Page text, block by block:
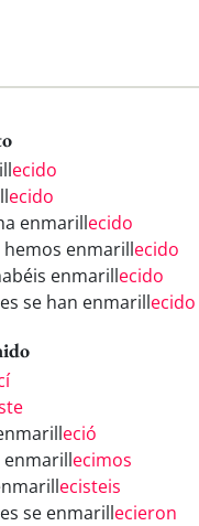
ecido
ecido
enmarillecido
enmarillecido
enmarillecido
se han enmarillecido
eció
ecimos
ecisteis
se enmarillecieron